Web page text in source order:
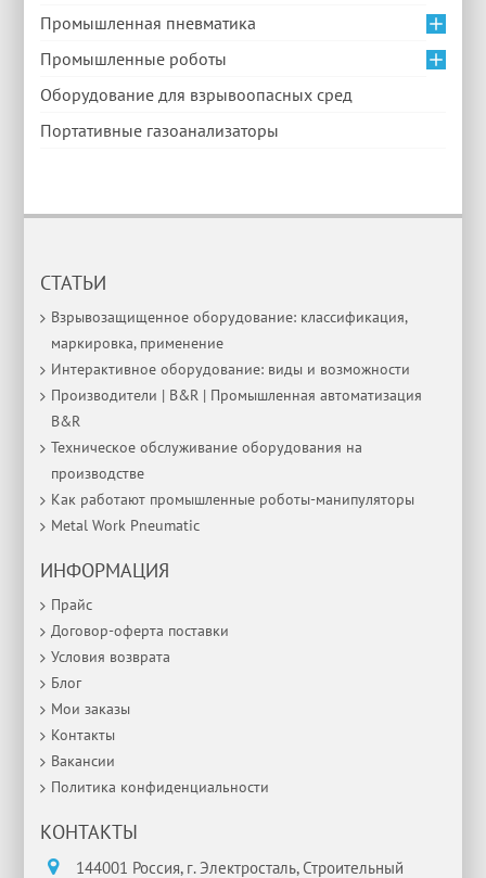
Промышленная пневматика
Промышленные роботы
Оборудование для взрывоопасных сред
Портативные газоанализаторы
СТАТЬИ
Взрывозащищенное оборудование: классификация,
маркировка, применение
Интерактивное оборудование: виды и возможности
Производители | B&R | Промышленная автоматизация
B&R
Техническое обслуживание оборудования на
производстве
Как работают промышленные роботы-манипуляторы
Metal Work Pneumatic
ИНФОРМАЦИЯ
Прайс
Договор-оферта поставки
Условия возврата
Блог
Мои заказы
Контакты
Вакансии
Политика конфиденциальности
КОНТАКТЫ
144001 Россия, г. Электросталь, Строительный